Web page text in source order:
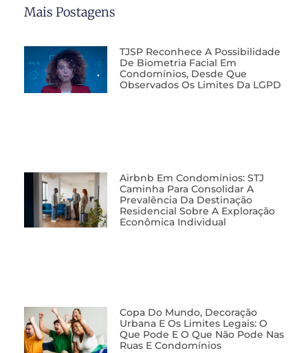
Mais Postagens
TJSP Reconhece A Possibilidade
De Biometria Facial Em
Condomínios, Desde Que
Observados Os Limites Da LGPD
Airbnb Em Condomínios: STJ
Caminha Para Consolidar A
Prevalência Da Destinação
Residencial Sobre A Exploração
Econômica Individual
Copa Do Mundo, Decoração
Urbana E Os Limites Legais: O
Que Pode E O Que Não Pode Nas
Ruas E Condomínios